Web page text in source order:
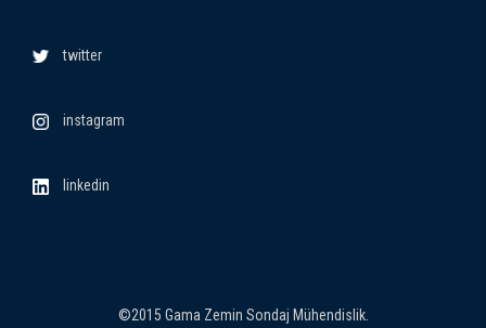
twitter
instagram
linkedin
©2015 Gama Zemin Sondaj Mühendislik.